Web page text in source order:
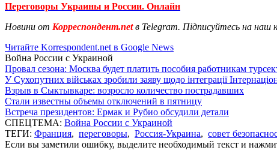
Переговоры Украины и России. Онлайн
Новини от Корреспондент.netв Telegram. Підписуйтесь на наш
Читайте Korrespondent.net в Google News
Война России с Украиной
Провал сезона: Москва будет платить пособия работникам
У Сухопутних військах зробили заяву щодо інтеграції
Взрыв в Сыктывкаре: возросло количество пострадавших
Стали известны объемы отключений в пятницу
Встреча президентов: Ермак и Рубио обсудили детали
СПЕЦТЕМА: Война России с Украиной
ТЕГИ: Франция, переговоры, Россия-Украина, совет
Если вы заметили ошибку, выделите необходимый текст и